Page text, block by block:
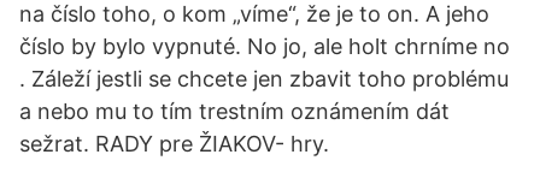
na číslo toho, o kom „víme“, že je to on. A jeho
číslo by bylo vypnuté. No jo, ale holt chrníme no
. Záleží jestli se chcete jen zbavit toho problému
a nebo mu to tím trestním oznámením dát
sežrat. RADY pre ŽIAKOV- hry.